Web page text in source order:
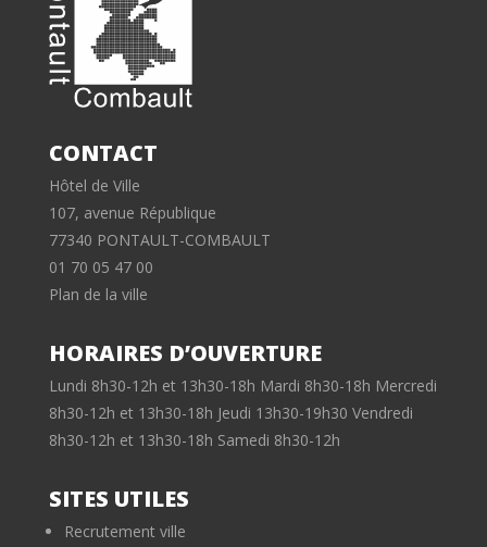
CONTACT
Hôtel de Ville
107, avenue République
77340 PONTAULT-COMBAULT
01 70 05 47 00
Plan de la ville
HORAIRES D’OUVERTURE
Lundi 8h30-12h et 13h30-18h Mardi 8h30-18h Mercredi
8h30-12h et 13h30-18h Jeudi 13h30-19h30 Vendredi
8h30-12h et 13h30-18h Samedi 8h30-12h
SITES UTILES
Recrutement ville